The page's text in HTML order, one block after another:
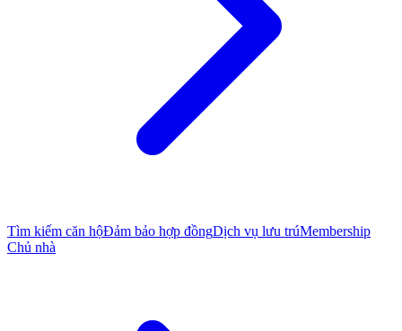
Tìm kiếm căn hộĐảm bảo hợp đồngDịch vụ lưu trúMembership
Chủ nhà